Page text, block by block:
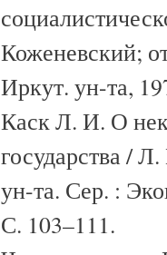
Коженевский;
Иркут. ун-та,
Каск Л. И. О
государства /
ун-та. Сер. :
С. 103–111.